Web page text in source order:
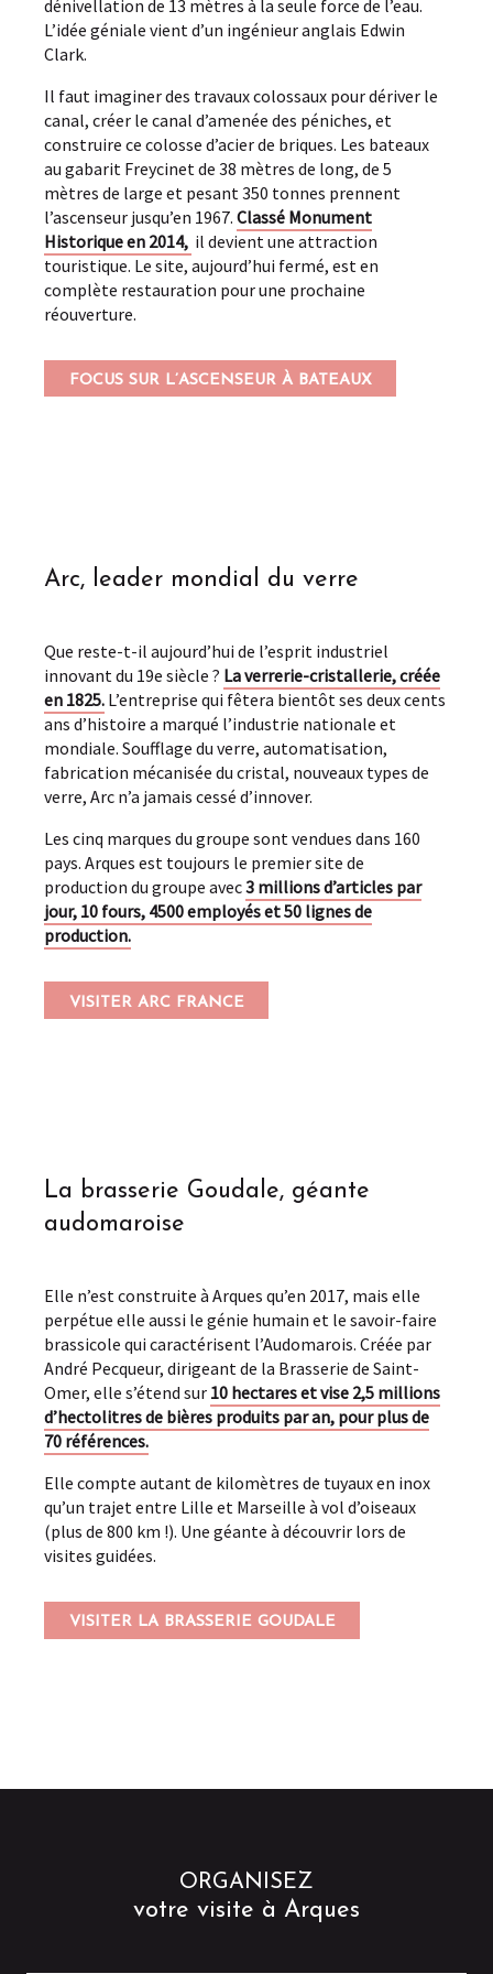
dénivellation de 13 mètres à la seule force de l’eau.
L’idée géniale vient d’un ingénieur anglais Edwin
Clark.
Il faut imaginer des travaux colossaux pour dériver le
canal, créer le canal d’amenée des péniches, et
construire ce colosse d’acier de briques. Les bateaux
au gabarit Freycinet de 38 mètres de long, de 5
mètres de large et pesant 350 tonnes prennent
l’ascenseur jusqu’en 1967. Classé Monument
Historique en 2014, il devient une attraction
touristique. Le site, aujourd’hui fermé, est en
complète restauration pour une prochaine
réouverture.
FOCUS SUR L’ASCENSEUR À BATEAUX
Arc, leader mondial du verre
Que reste-t-il aujourd’hui de l’esprit industriel
innovant du 19e siècle ? La verrerie-cristallerie, créée
en 1825. L’entreprise qui fêtera bientôt ses deux cents
ans d’histoire a marqué l’industrie nationale et
mondiale. Soufflage du verre, automatisation,
fabrication mécanisée du cristal, nouveaux types de
verre, Arc n’a jamais cessé d’innover.
Les cinq marques du groupe sont vendues dans 160
pays. Arques est toujours le premier site de
production du groupe avec3 millions d’articles par
jour, 10 fours, 4500 employés et 50 lignes de
production.
VISITER ARC FRANCE
La brasserie Goudale, géante
audomaroise
Elle n’est construite à Arques qu’en 2017, mais elle
perpétue elle aussi le génie humain et le savoir-faire
brassicole qui caractérisent l’Audomarois. Créée par
André Pecqueur, dirigeant de la Brasserie de Saint-
Omer, elle s’étend sur 10 hectares et vise 2,5 millions
d’hectolitres de bières produits par an, pour plus de
70 références.
Elle compte autant de kilomètres de tuyaux en inox
qu’un trajet entre Lille et Marseille à vol d’oiseaux
(plus de 800 km !). Une géante à découvrir lors de
visites guidées.
VISITER LA BRASSERIE GOUDALE
ORGANISEZ
votre visite à Arques